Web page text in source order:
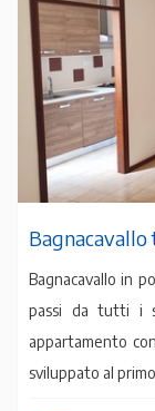
Bagnacavallo
Bagnacavallo in
passi da tutti i
appartamento
sviluppato al